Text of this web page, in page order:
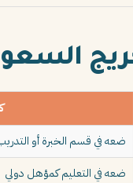
ضعه في قسم الخبرة أو
ضعه في التعليم كمؤهل دولي